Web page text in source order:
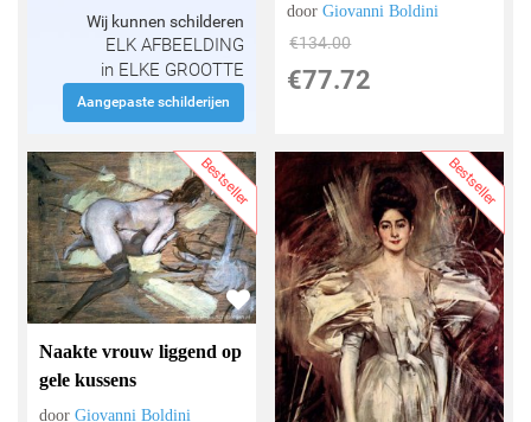
Wij kunnen schilderen
ELK AFBEELDING
in ELKE GROOTTE
Aangepaste schilderijen
doorGiovanni Boldini
€134.00
€77.72
Bestseller
Naakte vrouw liggend op
gele kussens
doorGiovanni Boldini
Bestseller